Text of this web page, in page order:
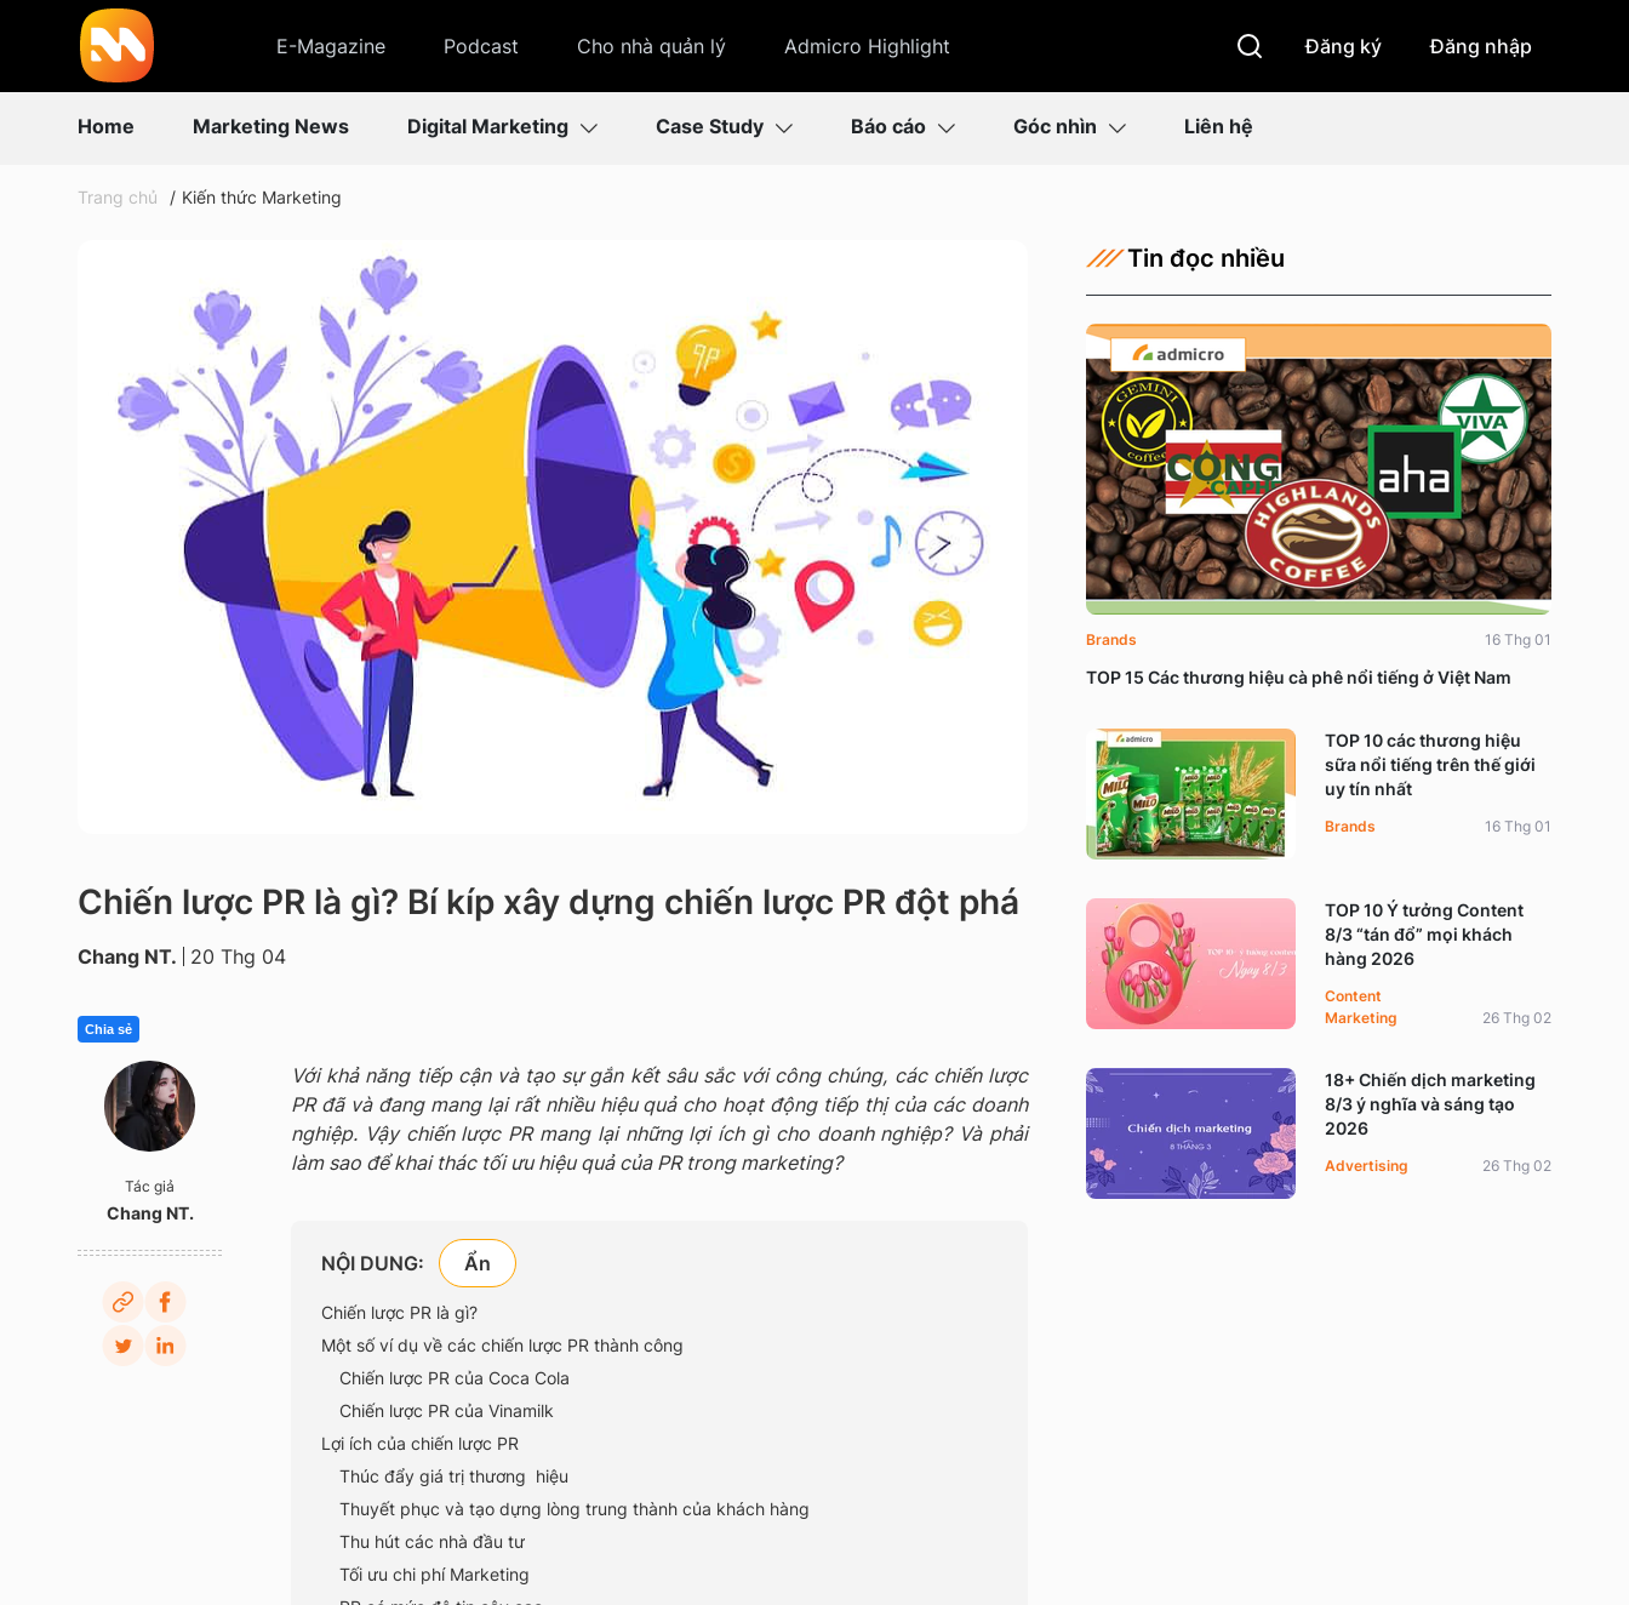
E-Magazine Podcast Cho nhà quản lý Admicro Highlight Đăng ký Đăng nhập
Home Marketing News Digital Marketing Case Study Báo cáo Góc nhìn Liên hệ
Trang chủ Kiến thức Marketing
Chiến lược PR là gì? Bí kíp xây dựng chiến lược PR đột phá
Chang NT. 20 Thg 04
Chia sẻ
Tác giả
Chang NT.
Với khả năng tiếp cận và tạo sự gắn kết sâu sắc với công chúng, các chiến lược
PR đã và đang mang lại rất nhiều hiệu quả cho hoạt động tiếp thị của các doanh
nghiệp. Vậy chiến lược PR mang lại những lợi ích gì cho doanh nghiệp? Và phải
làm sao để khai thác tối ưu hiệu quả của PR trong marketing?
NỘI DUNG:
Chiến lược PR là gì?
Một số ví dụ về các chiến lược PR thành công
Chiến lược PR của Coca Cola
Chiến lược PR của Vinamilk
Lợi ích của chiến lược PR
Thúc đẩy giá trị thương hiệu
Thuyết phục và tạo dựng lòng trung thành của khách hàng
Thu hút các nhà đầu tư
Tối ưu chi phí Marketing
Tin đọc nhiều
TOP 15 Các thương hiệu cà phê nổi tiếng ở Việt Nam
Brands 16 Thg 01
TOP 10 các thương hiệu
sữa nổi tiếng trên thế giới
uy tín nhất
Brands 16 Thg 01
TOP 10 Ý tưởng Content
8/3 “tán đổ” mọi khách
hàng 2026
Content
Marketing
26 Thg 02
18+ Chiến dịch marketing
8/3 ý nghĩa và sáng tạo
2026
Advertising 26 Thg 02